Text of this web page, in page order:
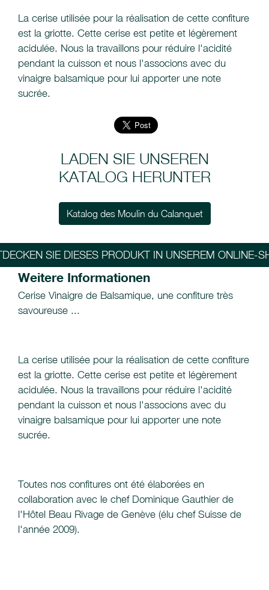
La cerise utilisée pour la réalisation de cette confiture
est la griotte. Cette cerise est petite et légèrement
acidulée. Nous la travaillons pour réduire l'acidité
pendant la cuisson et nous l'associons avec du
vinaigre balsamique pour lui apporter une note
sucrée.
LADEN SIE UNSEREN
KATALOG HERUNTER
Katalog des Moulin du Calanquet
SIE DIESES PRODUKT IN UNSEREM ONLINE-
Weitere Informationen
Cerise Vinaigre de Balsamique, une confiture très
savoureuse ...
La cerise utilisée pour la réalisation de cette confiture
est la griotte. Cette cerise est petite et légèrement
acidulée. Nous la travaillons pour réduire l'acidité
pendant la cuisson et nous l'associons avec du
vinaigre balsamique pour lui apporter une note
sucrée.
Toutes nos confitures ont été élaborées en
collaboration avec le chef Dominique Gauthier de
l'Hôtel Beau Rivage de Genève (élu chef Suisse de
l'année 2009).